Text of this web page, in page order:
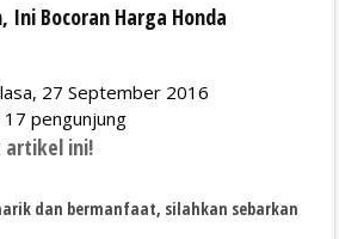
Ini Bocoran Harga Honda
27 September 2016
17 pengunjung
artikel ini!
dan bermanfaat, silahkan sebarkan